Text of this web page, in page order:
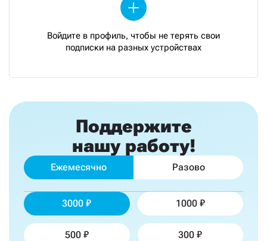
Войдите в профиль, чтобы не терять свои
подписки на разных устройствах
Поддержите
нашу работу!
Ежемесячно Разово
3000 1000
500 300